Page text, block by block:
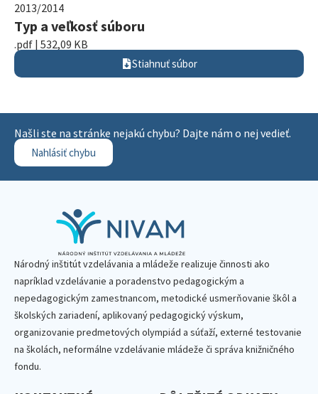
2013/2014
Typ a veľkosť súboru
.pdf | 532,09 KB
Stiahnuť súbor
Našli ste na stránke nejakú chybu? Dajte nám o nej vedieť.
Nahlásiť chybu
Národný inštitút vzdelávania a mládeže realizuje činnosti ako
napríklad vzdelávanie a poradenstvo pedagogickým a
nepedagogickým zamestnancom, metodické usmerňovanie škôl a
školských zariadení, aplikovaný pedagogický výskum,
organizovanie predmetových olympiád a súťaží, externé testovanie
na školách, neformálne vzdelávanie mládeže či správa knižničného
fondu.